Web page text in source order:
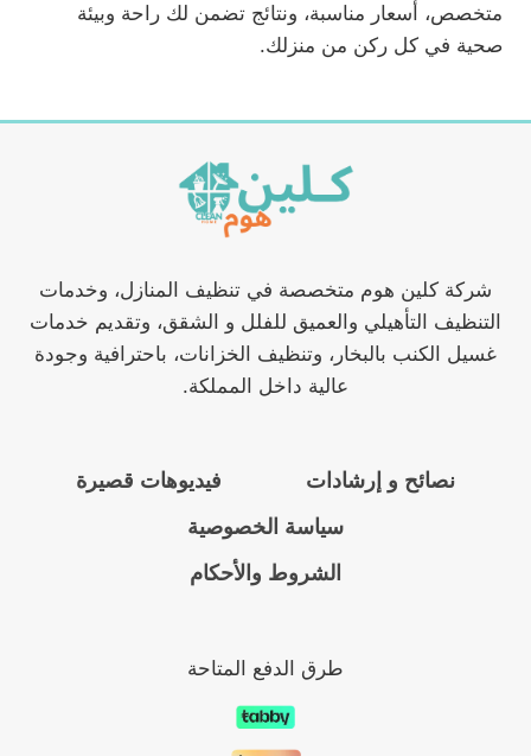
متخصص، أسعار مناسبة، ونتائج تضمن لك راحة وبيئة
صحية في كل ركن من منزلك.
شركة كلين هوم متخصصة في تنظيف المنازل، وخدمات
التنظيف التأهيلي والعميق للفلل و الشقق، وتقديم خدمات
غسيل الكنب بالبخار، وتنظيف الخزانات، باحترافية وجودة
عالية داخل المملكة.
نصائح و إرشادات
فيديوهات قصيرة
سياسة الخصوصية
الشروط والأحكام
طرق الدفع المتاحة